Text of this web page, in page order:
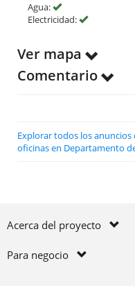
Agua:
Electricidad:
Ver mapa
Comentario
Explorar todos los anuncios
oficinas en Departamento
Acerca del proyecto
Para negocio